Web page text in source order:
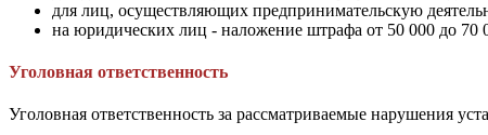
для лиц, осуществляющих предпринимательскую
на юридических лиц - наложение штрафа от 50 000 до 70
Уголовная ответственность
Уголовная ответственность за рассматриваемые нарушения